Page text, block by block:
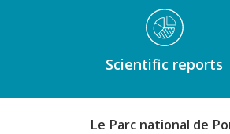
Médiathèque Footer
Scientific reports
Le Parc national de